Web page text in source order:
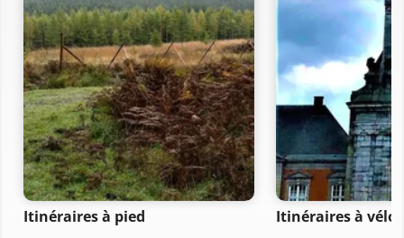
Itinéraires à pied Itinéraires à vélo